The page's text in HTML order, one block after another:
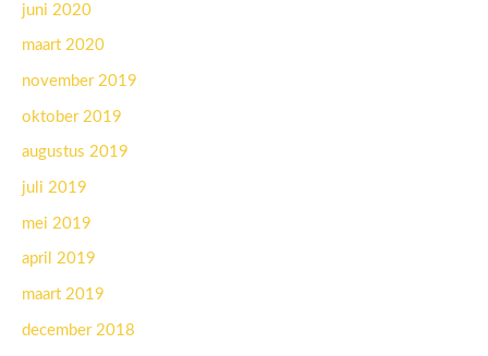
juni 2020
maart 2020
november 2019
oktober 2019
augustus 2019
juli 2019
mei 2019
april 2019
maart 2019
december 2018